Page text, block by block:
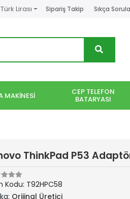
Lirası Sipariş Takip Sıkça
MAKİNESİ CEP TELEFON
BATARYASI
ThinkPad P53
Kodu: T92HPC58
Orijinal Üretici